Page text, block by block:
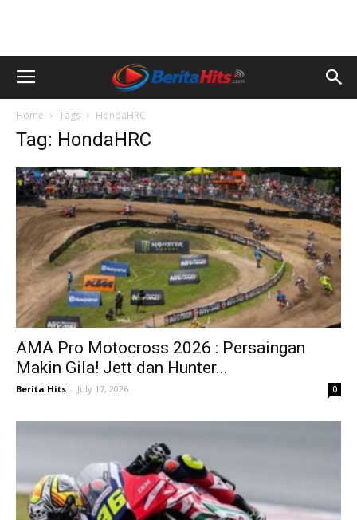
Home Tags HondaHRC
Tag: HondaHRC
AMA Pro Motocross 2026 : Persaingan
Makin Gila! Jett dan Hunter...
Berita Hits - July 17, 2026 0